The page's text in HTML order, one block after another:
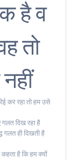
है व
तो
नहीं
कर रहा तो हम उसे
गलत दिख रहा है
गलत ही दिखती है
है कि हम क्यों